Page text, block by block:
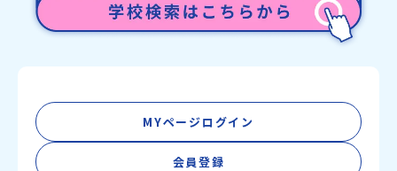
MYページログイン
会員登録